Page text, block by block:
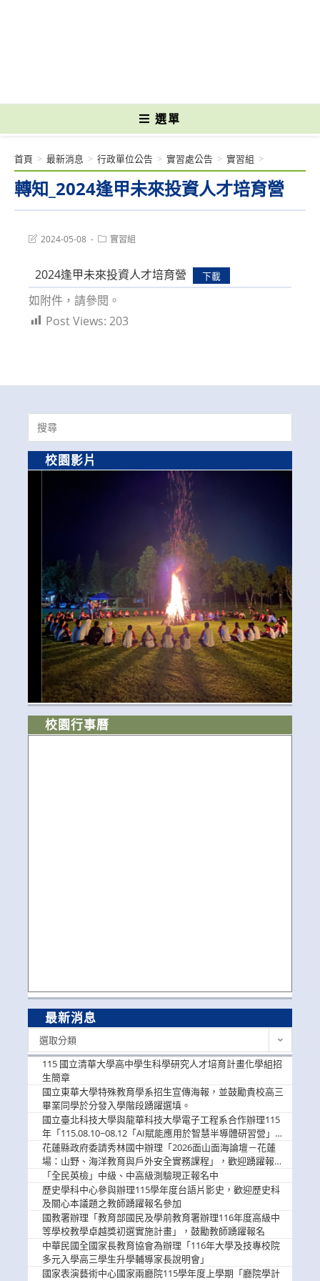
選單
轉知_2024逢甲未來投資人才培育營
首頁 > 最新消息 > 行政單位公告 > 實習處公告 > 實習組 >
Post2024-05-08
Post實習組
2024逢甲未來投資人才培育營 下載
如附件，請參閱。
Post Views: 203
Search
for:
校園影片
校園行事曆
最新消息
選取分類
115 國立清華大學高中學生科學研究人才培育計畫化學組招
生簡章
國立東華大學特殊教育學系招生宣傳海報，並鼓勵貴校高三
畢業同學於分發入學階段踴躍選填。
國立臺北科技大學與龍華科技大學電子工程系合作辦理115
年「115.08.10~08.12「AI賦能應用於智慧半導體研習營」，
歡迎學生踴躍報名參加
花蓮縣政府委請秀林國中辦理「2026面山面海論壇－花蓮
場：山野、海洋教育與戶外安全實務課程」，歡迎踴躍報名
參加
「全民英檢」中級、中高級測驗現正報名中
歷史學科中心參與辦理115學年度台語片影史，歡迎歷史科
及關心本議題之教師踴躍報名參加
國教署辦理「教育部國民及學前教育署辦理116年度高級中
等學校教學卓越獎初選實施計畫」，鼓勵教師踴躍報名
中華民國全國家長教育協會為辦理「116年大學及技專校院
多元入學高三學生升學輔導家長說明會」
國家表演藝術中心國家兩廳院115學年度上學期「廳院學計